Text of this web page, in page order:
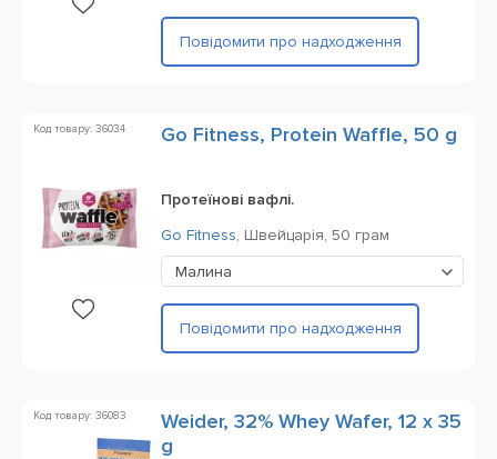
Повідомити про надходження
Код товару: 36034 Go Fitness, Protein Waffle, 50 g
Протеїнові вафлі.
Go Fitness, Швейцарія, 50 грам
Малина
Повідомити про надходження
Код товару: 36083
Weider, 32% Whey Wafer, 12 x 35
g